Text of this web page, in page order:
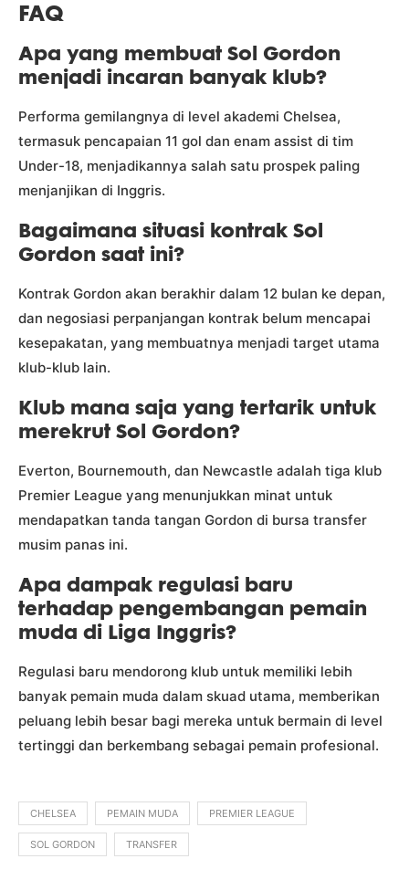
FAQ
Apa yang membuat Sol Gordon
menjadi incaran banyak klub?
Performa gemilangnya di level akademi Chelsea,
termasuk pencapaian 11 gol dan enam assist di tim
Under-18, menjadikannya salah satu prospek paling
menjanjikan di Inggris.
Bagaimana situasi kontrak Sol
Gordon saat ini?
Kontrak Gordon akan berakhir dalam 12 bulan ke depan,
dan negosiasi perpanjangan kontrak belum mencapai
kesepakatan, yang membuatnya menjadi target utama
klub-klub lain.
Klub mana saja yang tertarik untuk
merekrut Sol Gordon?
Everton, Bournemouth, dan Newcastle adalah tiga klub
Premier League yang menunjukkan minat untuk
mendapatkan tanda tangan Gordon di bursa transfer
musim panas ini.
Apa dampak regulasi baru
terhadap pengembangan pemain
muda di Liga Inggris?
Regulasi baru mendorong klub untuk memiliki lebih
banyak pemain muda dalam skuad utama, memberikan
peluang lebih besar bagi mereka untuk bermain di level
tertinggi dan berkembang sebagai pemain profesional.
CHELSEA PEMAIN MUDA PREMIER LEAGUE
SOL GORDON TRANSFER